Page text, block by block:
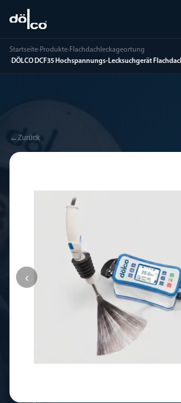
Startseite›Produkte›Flachdachleckageortung
›DÖLCO DCF35 Hochspannungs-Lecksuchgerät
← Zurück
‹